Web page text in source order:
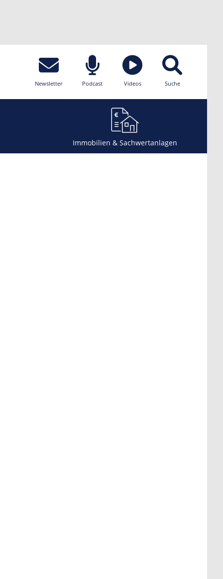
Newsletter Podcast Videos Suche
Immobilien & Sachwertanlagen